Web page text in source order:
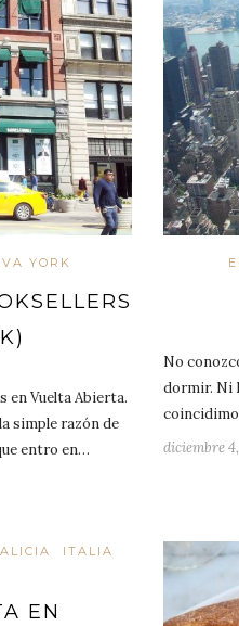
YORK
en Vuelta Abierta.
simple razón de
entro en…
No
dormir. Ni
diciembre
ITALIA
EN